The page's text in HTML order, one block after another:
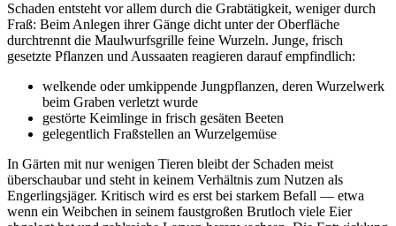
Schaden entsteht vor allem durch die Grabtätigkeit, weniger durch
Fraß: Beim Anlegen ihrer Gänge dicht unter der Oberfläche
durchtrennt die Maulwurfsgrille feine Wurzeln. Junge, frisch
gesetzte Pflanzen und Aussaaten reagieren darauf empfindlich:
welkende oder umkippende Jungpflanzen, deren Wurzelwerk
beim Graben verletzt wurde
gestörte Keimlinge in frisch gesäten Beeten
gelegentlich Fraßstellen an Wurzelgemüse
In Gärten mit nur wenigen Tieren bleibt der Schaden meist
überschaubar und steht in keinem Verhältnis zum Nutzen als
Engerlingsjäger. Kritisch wird es erst bei starkem Befall — etwa
wenn ein Weibchen in seinem faustgroßen Brutloch viele Eier